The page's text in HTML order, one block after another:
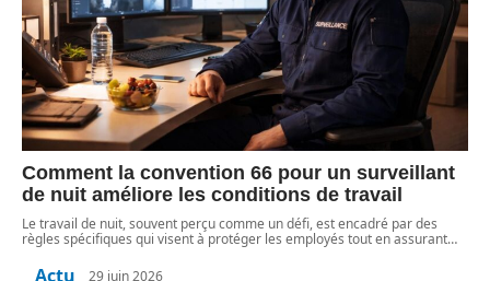
Comment la convention 66 pour un surveillant
de nuit améliore les conditions de travail
Le travail de nuit, souvent perçu comme un défi, est encadré par des
règles spécifiques qui visent à protéger les employés tout en assurant…
Actu 29 juin 2026